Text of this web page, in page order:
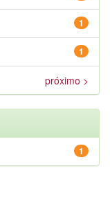
1
1
próximo >
1